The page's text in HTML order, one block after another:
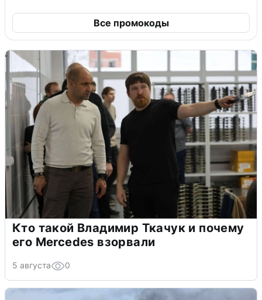
Все промокоды
Кто такой Владимир Ткачук и почему
его Mercedes взорвали
5 августа 0